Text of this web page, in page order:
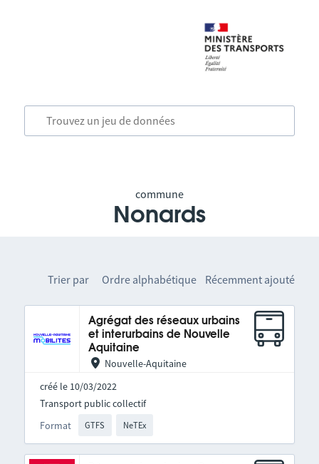
commune
Nonards
Trier par Ordre alphabétique Récemment ajouté
Agrégat des réseaux urbains
et interurbains de Nouvelle
Aquitaine
Nouvelle-Aquitaine
créé le 10/03/2022
Format GTFS NeTEx
Transport public collectif